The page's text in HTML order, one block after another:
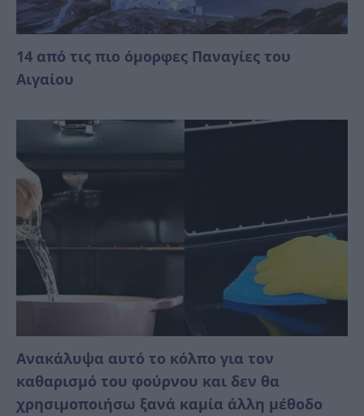
14 από τις πιο όμορφες Παναγίες του
Αιγαίου
Ανακάλυψα αυτό το κόλπο για τον
καθαρισμό του φούρνου και δεν θα
χρησιμοποιήσω ξανά καμία άλλη μέθοδο